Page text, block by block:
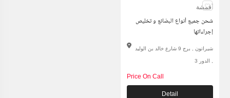
أقمشة
شحن جميع أنواع البضائع و تخليص
إجراءاتها
شيراتون , برج 9 شارع خالد بن الوليد
, الدور 3
Price On Call
Detail